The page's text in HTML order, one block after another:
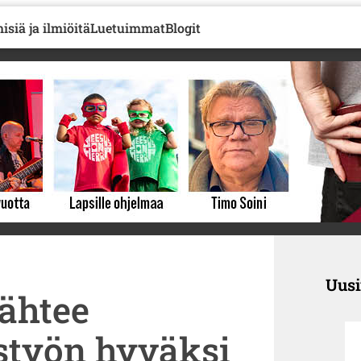
ja ilmiöitäLuetuimmatBlogit
hyväksi